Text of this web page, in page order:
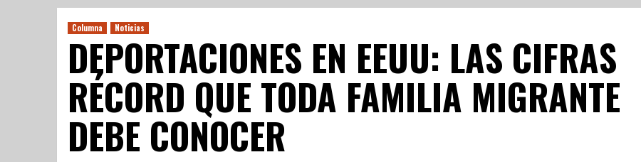
Columna Noticias
DEPORTACIONES EN EEUU: LAS CIFRAS
RÉCORD QUE TODA FAMILIA MIGRANTE
DEBE CONOCER